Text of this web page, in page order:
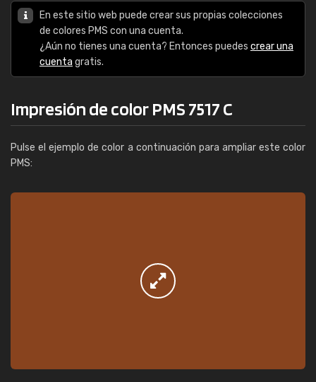
En este sitio web puede crear sus propias colecciones
de colores PMS con una cuenta.
¿Aún no tienes una cuenta? Entonces puedes crear una
cuenta gratis.
Impresión de color PMS 7517 C
Pulse el ejemplo de color a continuación para ampliar este color
PMS: